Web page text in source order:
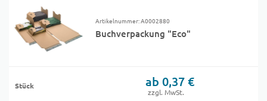
Artikelnummer: A0002880
Buchverpackung "Eco"
Stück ab 0,37 €
zzgl. MwSt.